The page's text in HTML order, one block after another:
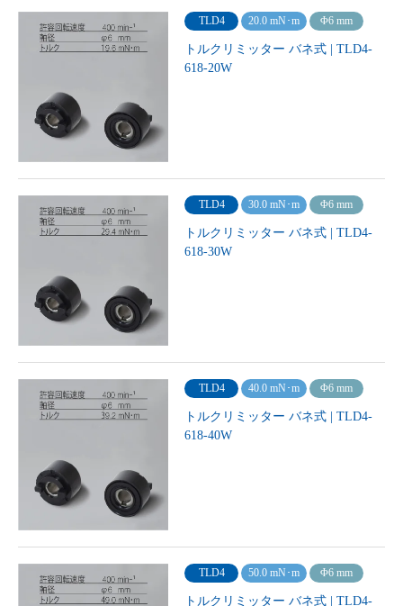
TLD4 20.0 mN･m Φ6 mm
トルクリミッター バネ式 | TLD4-
618-20W
TLD4 30.0 mN･m Φ6 mm
トルクリミッター バネ式 | TLD4-
618-30W
TLD4 40.0 mN･m Φ6 mm
トルクリミッター バネ式 | TLD4-
618-40W
TLD4 50.0 mN･m Φ6 mm
トルクリミッター バネ式 | TLD4-